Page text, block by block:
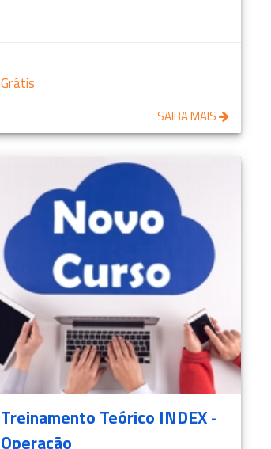
Grátis
SAIBA MAIS
Treinamento Teórico INDEX -
Operação